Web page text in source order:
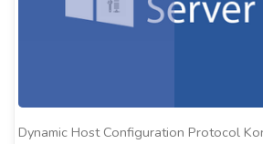
Dynamic Host Configuration Protocol